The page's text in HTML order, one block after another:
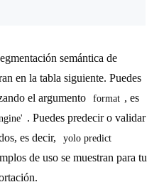
semántica de
en la tabla siguiente. Puedes
el argumento
format , es
. Puedes predecir o validar
es decir,
yolo predict
de uso se muestran para tu